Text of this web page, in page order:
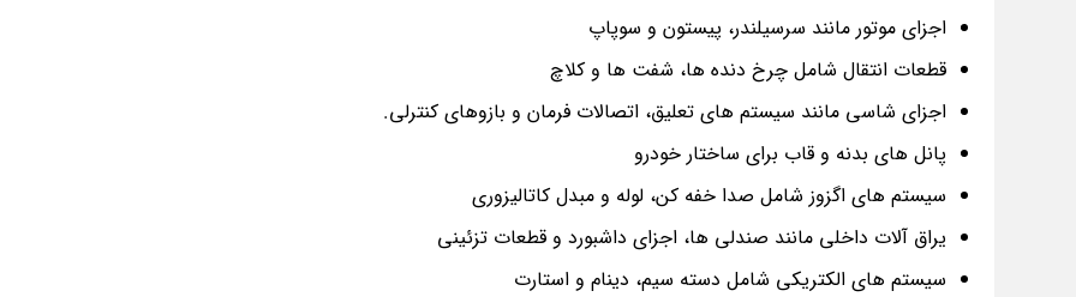
اجزای موتور مانند سرسیلندر، پیستون و سوپاپ
قطعات انتقال شامل چرخ دنده ها، شفت ها و کلاچ
اجزای شاسی مانند سیستم های تعلیق، اتصالات فرمان و بازوهای کنترلی.
پانل های بدنه و قاب برای ساختار خودرو
سیستم های اگزوز شامل صدا خفه کن، لوله و مبدل کاتالیزوری
یراق آلات داخلی مانند صندلی ها، اجزای داشبورد و قطعات تزئینی
سیستم های الکتریکی شامل دسته سیم، دینام و استارت